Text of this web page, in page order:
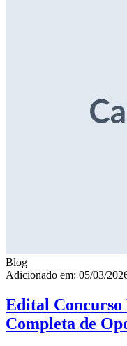
Blog
Adicionado em: 05/03/
Edital
Completa de